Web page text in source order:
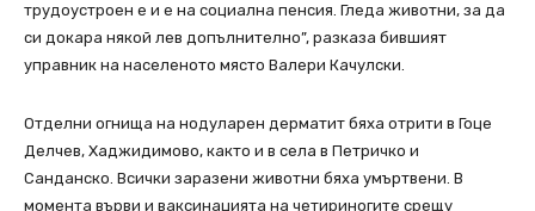
трудоустроен е и е на социална пенсия. Гледа животни, за да
си докара някой лев допълнително”, разказа бившият
управник на населеното място Валери Качулски.
Отделни огнища на нодуларен дерматит бяха отрити в Гоце
Делчев, Хаджидимово, както и в села в Петричко и
Санданско. Всички заразени животни бяха умъртвени. В
момента върви и ваксинацията на четириногите срещу